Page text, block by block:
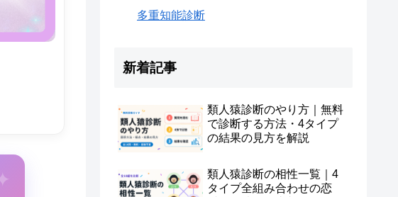
多重知能診断
新着記事
類人猿診断のやり方｜無料
で診断する方法・4タイプ
の結果の見方を解説
類人猿診断の相性一覧｜4
タイプ全組み合わせの恋